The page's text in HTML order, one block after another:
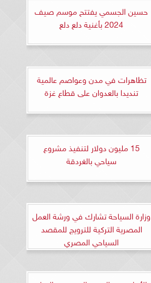
حسين الجسمي يفتتح موسم صيف
2024 بأغنية دلع دلع
تظاهرات في مدن وعواصم عالمية
تنديدا بالعدوان على قطاع غزة
15 مليون دولار لتنفيذ مشروع
سياحي بالغردقة
وزارة السياحة تشارك في ورشة العمل
المصرية التركية للترويج للمقصد
السياحي المصري